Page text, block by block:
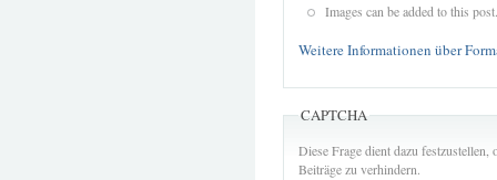
Images can be added to this post.
Weitere Informationen über
CAPTCHA
Diese Frage dient dazu
Beiträge zu verhindern.